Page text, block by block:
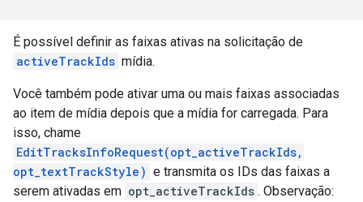
É possível definir as faixas ativas na solicitação de
activeTrackIds mídia.
Você também pode ativar uma ou mais faixas associadas
ao item de mídia depois que a mídia for carregada. Para
isso, chame
EditTracksInfoRequest(opt_activeTrackIds,
opt_textTrackStyle) e transmita os IDs das faixas a
serem ativadas em opt_activeTrackIds . Observação: